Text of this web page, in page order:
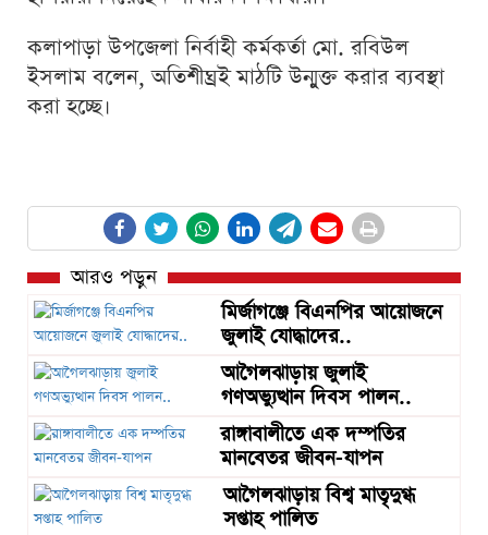
কলাপাড়া উপজেলা নির্বাহী কর্মকর্তা মো. রবিউল
ইসলাম বলেন, অতিশীঘ্রই মাঠটি উন্মুক্ত করার ব্যবস্থা
করা হচ্ছে।
আরও পড়ুন
মির্জাগঞ্জে বিএনপির আয়োজনে
জুলাই যোদ্ধাদের..
আগৈলঝাড়ায় জুলাই
গণঅভ্যুত্থান দিবস পালন..
রাঙ্গাবালীতে এক দম্পতির
মানবেতর জীবন-যাপন
আগৈলঝাড়ায় বিশ্ব মাতৃদুগ্ধ
সপ্তাহ পালিত